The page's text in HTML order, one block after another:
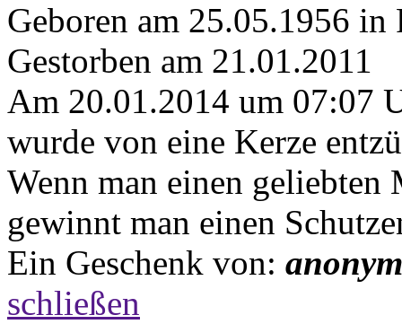
Geboren am 25.05.1956 in
Gestorben am 21.01.2011
Am 20.01.2014 um 07:07
wurde von eine Kerze
Wenn man einen geliebten
gewinnt man einen
Ein Geschenk von: anonym
schließen